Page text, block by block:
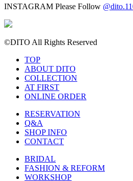
INSTAGRAM Please Follow
©DITO All Rights Reserved
TOP
ABOUT DITO
COLLECTION
AT FIRST
ONLINE ORDER
RESERVATION
Q&A
SHOP INFO
CONTACT
BRIDAL
FASHION & REFORM
WORKSHOP